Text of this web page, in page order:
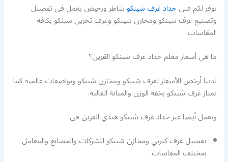
نوفر لكم فنيحداد غرف شينكوشاطر ورخيص يعمل في تفصيل
وتصنيع غرف شينكو ومخازن شينكو وغرف تخزين شينكو بكافة
المقاسات.
ما هي أسعار معلم حداد غرف شينكو القرين؟
لدينا أرخص الأسعار لغرف شينكو ومخازن شينكو وبواصفات عالمية كما
تمتاز غرف شينكو بخفة الوزن والمتانة العالية.
ونعمل أيضا عبر حداد غرف شينكو هندي القرين في:
تفصيل غرف كيربي ومخازن شينكو للشركات والمصانع والمعامل
بمختلف المقاسات.